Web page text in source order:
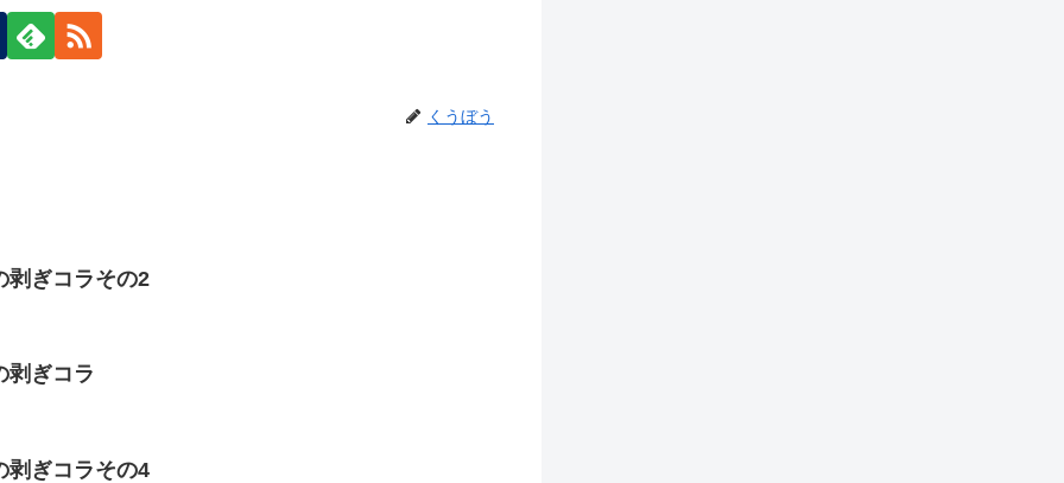
くうぼう
剥ぎコラその2
剥ぎコラ
剥ぎコラその4